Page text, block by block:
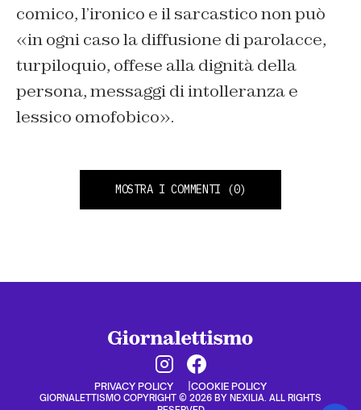
comico, l’ironico e il sarcastico non può
«in ogni caso la diffusione di parolacce,
turpiloquio, offese alla dignità della
persona, messaggi di intolleranza e
lessico omofobico».
MOSTRA I COMMENTI (0)
PRIVACY POLICY COOKIE POLICY
GIORNALETTISMO COPYRIGHT © 2026 BY NEXILIA. ALL RIGHTS